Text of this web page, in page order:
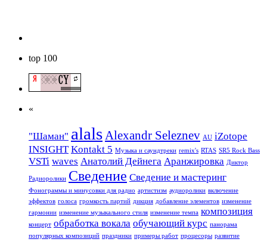
top 100
«
"Шаман" alals Alexandr Seleznev AU iZotope
INSIGHT Kontakt 5 Mузыкa и саундтреки remix's RTAS SR5 Rock Bass
VSTi waves Анатолий Дейнега Аранжировка Диктор
Радиоролики Сведение Сведение и мастеринг
Фонограммы и минусовки для радио артистизм аудиоролики включение
эффектов голоса громкость партий дикция добавление элементов изменение
гармонии изменение музыкального стиля изменение темпа композиция
концерт обработка вокала обучающий курс панорама
популярных композиций праздники примеры работ процесоры развитие